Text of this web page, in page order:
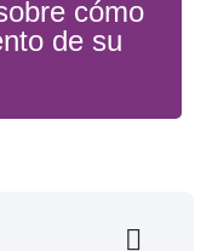
cómo
de su